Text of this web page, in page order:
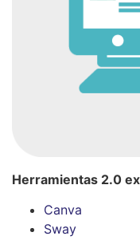
Herramientas 2.0
Canva
Sway